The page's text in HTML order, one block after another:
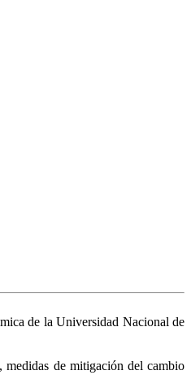
de la Universidad Nacional de
medidas de mitigación del cambio